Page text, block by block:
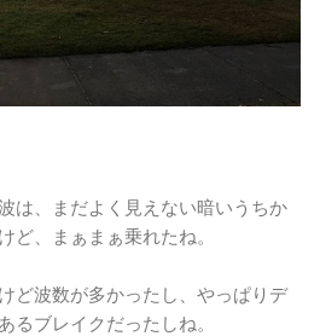
は、まだよく見えない暗いうちか
ど、まぁまぁ乗れたね。
ど波数が多かったし、やっぱりデ
るブレイクだったしね。